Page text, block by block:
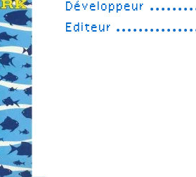
Développeur
Editeur